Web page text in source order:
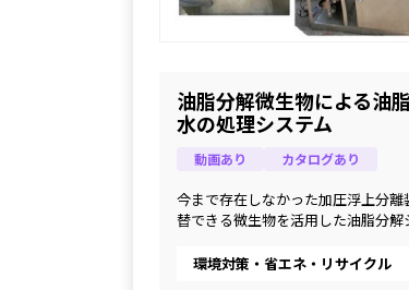
油脂分解微生物による油
水の処理システム
動画あり カタログあり
今まで存在しなかった加圧浮上分離
替できる微生物を活用した油脂分解
環境対策・省エネ・リサイクル